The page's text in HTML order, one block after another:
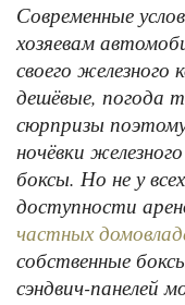
Современные
хозяевам
своего железного
дешёвые, погода
сюрпризы
ночёвки
боксы. Но не у
доступности
частных
собственные
сэндвич-панелей